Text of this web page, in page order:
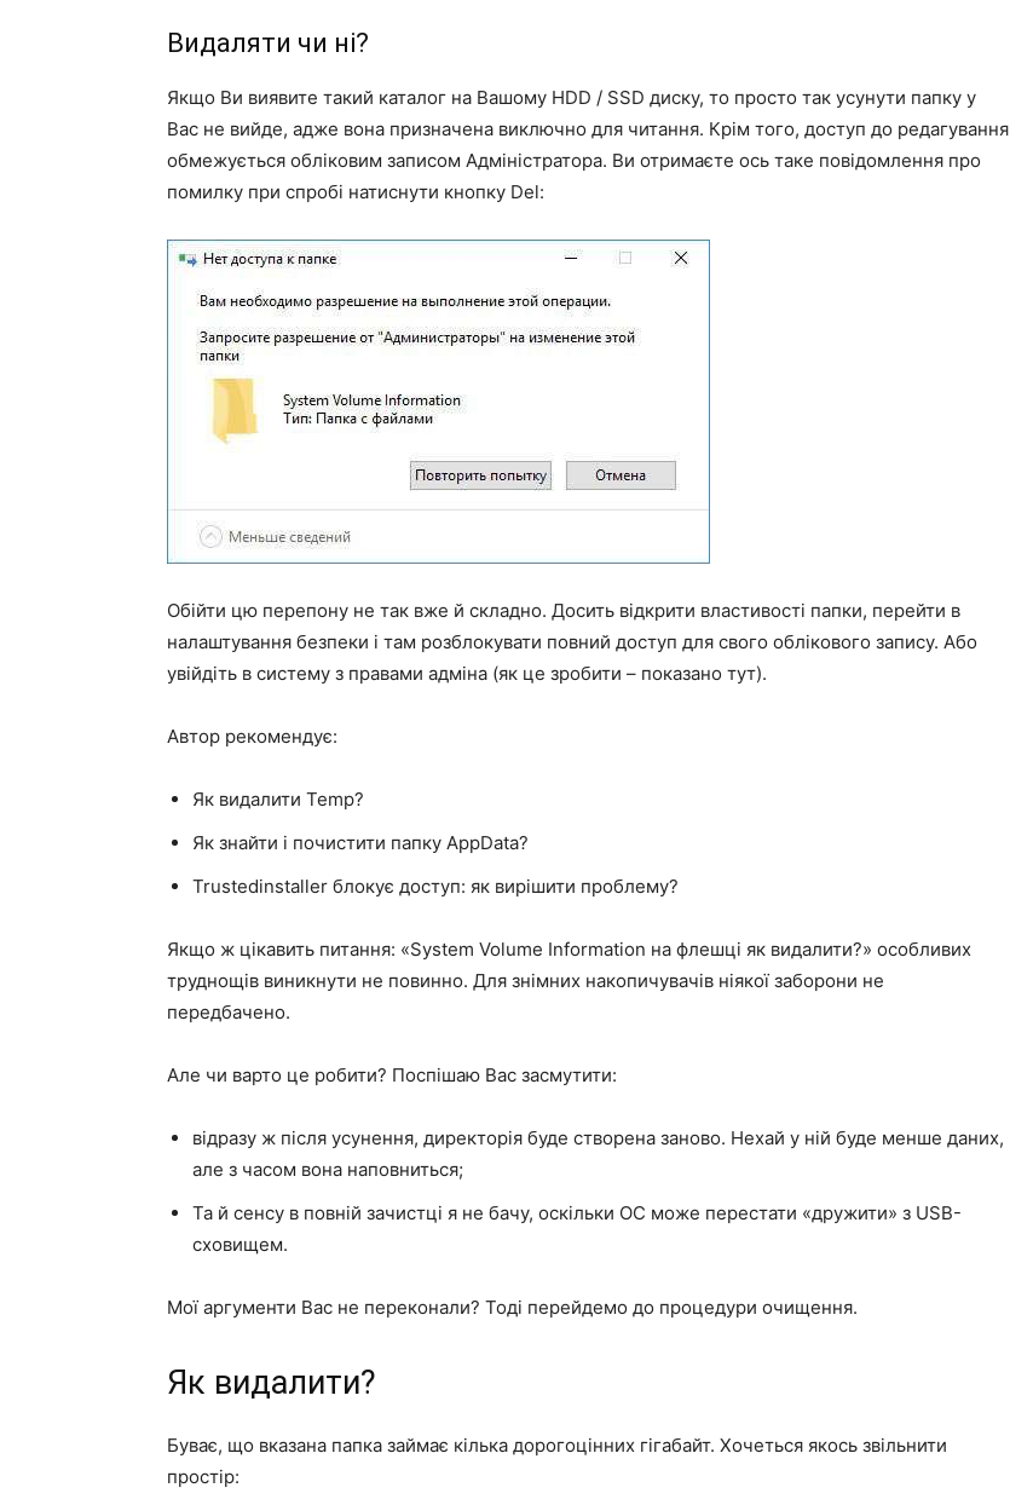
Видаляти чи ні?
Якщо Ви виявите такий каталог на Вашому HDD / SSD диску, то просто так усунути папку у
Вас не вийде, адже вона призначена виключно для читання. Крім того, доступ до редагування
обмежується обліковим записом Адміністратора. Ви отримаєте ось таке повідомлення про
помилку при спробі натиснути кнопку Del:
Обійти цю перепону не так вже й складно. Досить відкрити властивості папки, перейти в
налаштування безпеки і там розблокувати повний доступ для свого облікового запису. Або
увійдіть в систему з правами адміна (як це зробити – показано тут).
Автор рекомендує:
Як видалити Temp?
Як знайти і почистити папку AppData?
Trustedinstaller блокує доступ: як вирішити проблему?
Якщо ж цікавить питання: «System Volume Information на флешці як видалити?» особливих
труднощів виникнути не повинно. Для знімних накопичувачів ніякої заборони не
передбачено.
Але чи варто це робити? Поспішаю Вас засмутити:
відразу ж після усунення, директорія буде створена заново. Нехай у ній буде менше даних,
але з часом вона наповниться;
Та й сенсу в повній зачистці я не бачу, оскільки ОС може перестати «дружити» з USB-
сховищем.
Мої аргументи Вас не переконали? Тоді перейдемо до процедури очищення.
Як видалити?
Буває, що вказана папка займає кілька дорогоцінних гігабайт. Хочеться якось звільнити
простір: